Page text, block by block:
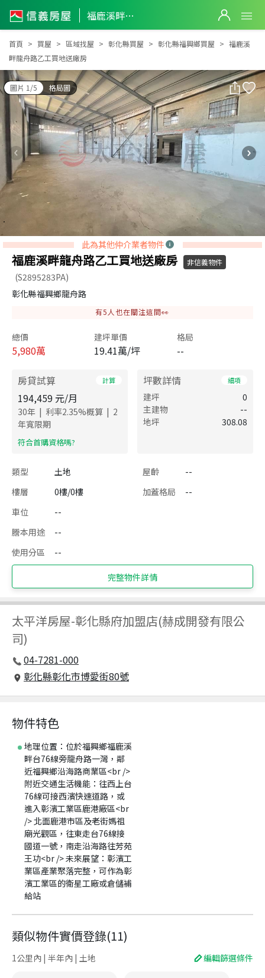
福鹿溪畔龍舟路乙工買地送廠房
福鹿溪畔龍舟路乙工買地送廠房
首頁 買屋 區域找屋 彰化縣買屋 彰化縣福興鄉買屋
福鹿溪
畔龍舟路乙工買地送廠房
圖片 1/5 格局圖
此為其他仲介業者物件
福鹿溪畔龍舟路乙工買地送廠房 非信義物件
(S2895283PA)
彰化縣福興鄉龍舟路
有5 人也在關注這間👀
總價
5,980萬
建坪單價
19.41萬/坪
格局
--
房貸試算 計算
194,459 元/月
30年 | 利率2.35%概算 | 2
年寬限期
​符合首購資格嗎?
坪數詳情 細項
建坪
0
主建物
--
地坪
308.08
類型 土地 屋齡
--
樓層
0樓/0樓 加蓋格局
--
車位
--
謄本用途
--
使用分區
--
完整物件詳情
太平洋房屋-彰化縣府加盟店(赫成開發有限公
司)
04-7281-000
彰化縣彰化市博愛街80號
物件特色
地理位置：位於福興鄉福鹿溪
畔台76線旁龍舟路一灣，鄰
近福興鄉沿海路商業區<br />
附近交通生活機能：往西上台
76線可接西濱快速道路，或
進入彰濱工業區鹿港廠區<br
/> 北面鹿港市區及老街媽祖
廟光觀區，往東走台76線接
國道一號，南走沿海路往芳苑
王功<br /> 未來展望：彰濱工
業區產業聚落完整，可作為彰
濱工業區的衛星工廠或倉儲補
給站
類似物件實價登錄(11)
1公里內 | 半年內 | 土地 編輯篩選條件